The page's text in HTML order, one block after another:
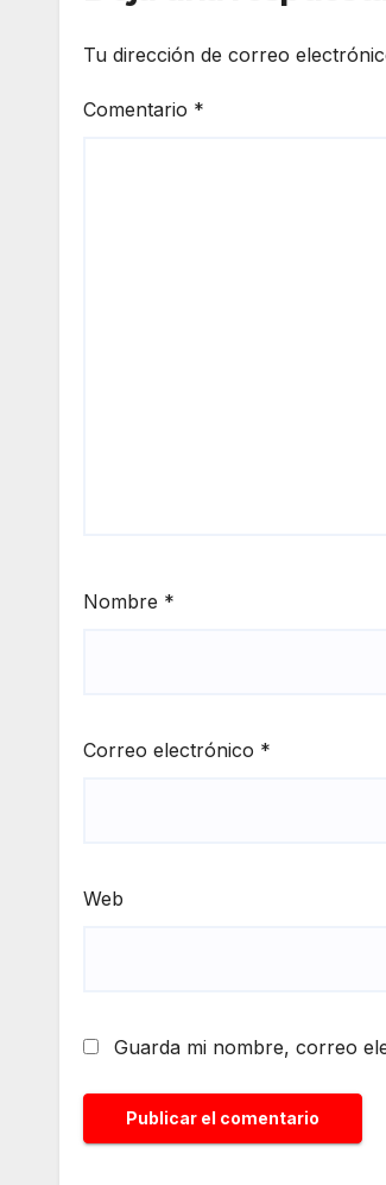
Tu dirección de correo
Comentario *
Nombre *
Correo electrónico *
Web
Guarda mi nombre, correo